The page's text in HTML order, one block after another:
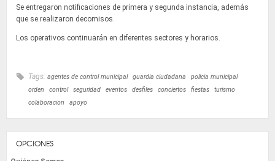
Se entregaron notificaciones de primera y segunda instancia, además
que se realizaron decomisos.
Los operativos continuarán en diferentes sectores y horarios.
Tags: agentes de control municipal guardia ciudadana
policia municipal
orden
control seguridad eventos desfiles conciertos fiestas
turismo
colaboracion
apoyo
OPCIONES